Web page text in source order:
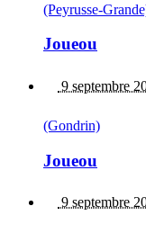
(Peyrusse-
Joueou
9 septembre
(Gondrin)
Joueou
9 septembre